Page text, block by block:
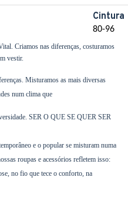
Cintura
80-96
Criamos nas diferenças, costuramos
vestir.
Misturamos as mais diversas
num clima que
SER O QUE SE QUER SER
e o popular se misturam numa
roupas e acessórios refletem isso:
no fio que tece o conforto, na